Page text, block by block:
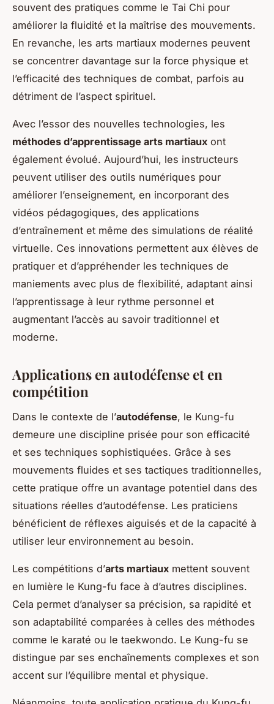
souvent des pratiques comme le Tai Chi pour
améliorer la fluidité et la maîtrise des mouvements.
En revanche, les arts martiaux modernes peuvent
se concentrer davantage sur la force physique et
l’efficacité des techniques de combat, parfois au
détriment de l’aspect spirituel.
Avec l’essor des nouvelles technologies, les
méthodes d’apprentissage arts martiaux ont
également évolué. Aujourd’hui, les instructeurs
peuvent utiliser des outils numériques pour
améliorer l’enseignement, en incorporant des
vidéos pédagogiques, des applications
d’entraînement et même des simulations de réalité
virtuelle. Ces innovations permettent aux élèves de
pratiquer et d’appréhender les techniques de
maniements avec plus de flexibilité, adaptant ainsi
l’apprentissage à leur rythme personnel et
augmentant l’accès au savoir traditionnel et
moderne.
Applications en autodéfense et en
compétition
Dans le contexte de l’autodéfense, le Kung-fu
demeure une discipline prisée pour son efficacité
et ses techniques sophistiquées. Grâce à ses
mouvements fluides et ses tactiques traditionnelles,
cette pratique offre un avantage potentiel dans des
situations réelles d’autodéfense. Les praticiens
bénéficient de réflexes aiguisés et de la capacité à
utiliser leur environnement au besoin.
Les compétitions d’arts martiaux mettent souvent
en lumière le Kung-fu face à d’autres disciplines.
Cela permet d’analyser sa précision, sa rapidité et
son adaptabilité comparées à celles des méthodes
comme le karaté ou le taekwondo. Le Kung-fu se
distingue par ses enchaînements complexes et son
accent sur l’équilibre mental et physique.